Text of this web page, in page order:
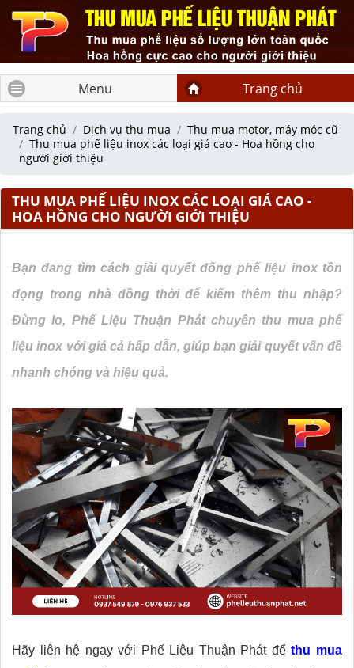
Menu Trang chủ
Trang chủ Dịch vụ thu mua
Thu mua motor, máy móc cũ
Thu mua phế liệu inox các loại giá cao - Hoa hồng cho
người giới thiệu
THU MUA PHẾ LIỆU INOX CÁC LOẠI GIÁ CAO -
HOA HỒNG CHO NGƯỜI GIỚI THIỆU
Bạn đang tìm cách giải quyết đống phế liệu inox tồn
đọng trong nhà đồng thời để kiếm thêm thu nhập?
Đừng lo, Phế Liệu Thuận Phát chuyên thu mua phế
liệu inox với giá cả hấp dẫn, giúp bạn giải quyết vấn đề
nhanh chóng và hiệu quả.
Hãy liên hệ ngay với Phế Liệu Thuận Phát đểthu mua